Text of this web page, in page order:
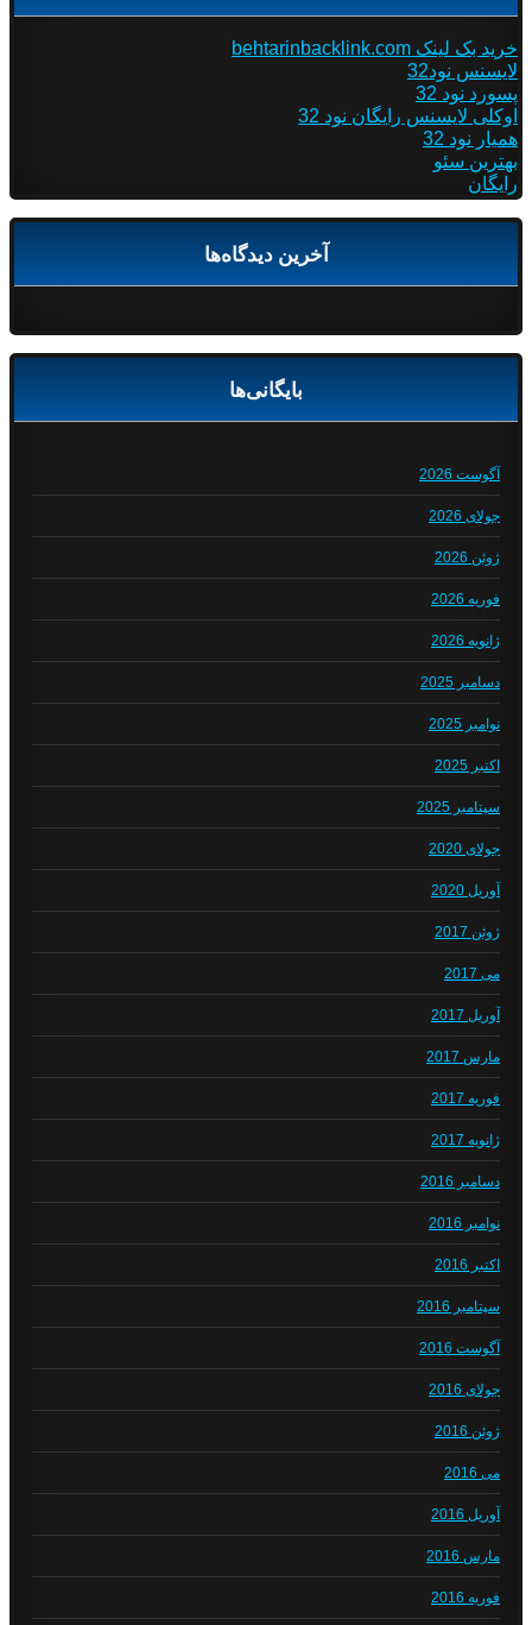
خرید بک لینک behtarinbacklink.com
لایسنس نود32
پسورد نود 32
اوکلی لایسنس رایگان نود 32
همیار نود 32
بهترین سئو
رایگان
آخرین دیدگاه‌ها
بایگانی‌ها
آگوست 2026
جولای 2026
ژوئن 2026
فوریه 2026
ژانویه 2026
دسامبر 2025
نوامبر 2025
اکتبر 2025
سپتامبر 2025
جولای 2020
آوریل 2020
ژوئن 2017
می 2017
آوریل 2017
مارس 2017
فوریه 2017
ژانویه 2017
دسامبر 2016
نوامبر 2016
اکتبر 2016
سپتامبر 2016
آگوست 2016
جولای 2016
ژوئن 2016
می 2016
آوریل 2016
مارس 2016
فوریه 2016